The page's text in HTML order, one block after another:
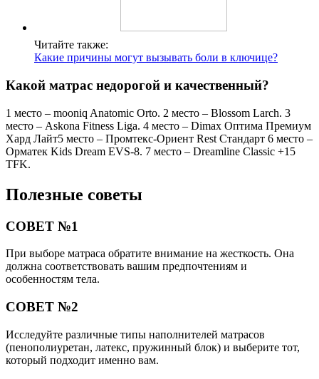
Читайте также:
Какие причины могут вызывать боли в ключице?
Какой матрас недорогой и качественный?
1 место – mooniq Anatomic Orto. 2 место – Blossom Larch. 3
место – Askona Fitness Liga. 4 место – Dimax Оптима Премиум
Хард Лайт5 место – Промтекс-Ориент Rest Стандарт 6 место –
Орматек Kids Dream EVS-8. 7 место – Dreamline Classic +15
TFK.
Полезные советы
СОВЕТ №1
При выборе матраса обратите внимание на жесткость. Она
должна соответствовать вашим предпочтениям и
особенностям тела.
СОВЕТ №2
Исследуйте различные типы наполнителей матрасов
(пенополиуретан, латекс, пружинный блок) и выберите тот,
который подходит именно вам.